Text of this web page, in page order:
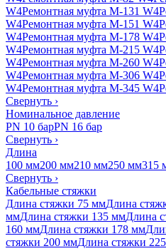
W4Ремонтная муфта M-131 W4
W4Ремонтная муфта M-151 W4
W4Ремонтная муфта M-178 W4
W4Ремонтная муфта M-215 W4
W4Ремонтная муфта M-260 W4
W4Ремонтная муфта M-306 W4
W4Ремонтная муфта M-345 W4
Свернуть ›
Номинальное давление
PN 10 барPN 16 бар
Свернуть ›
Длина
100 мм200 мм210 мм250 мм315
Свернуть ›
Кабельные стяжки
Длина стяжки 75 ммДлина
ммДлина стяжки 135 ммДлина
160 ммДлина стяжки 178 мм
стяжки 200 ммДлина стяжки